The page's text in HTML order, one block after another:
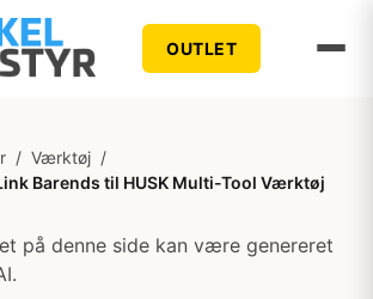
OUTLET
/ Værktøj /
Barends til HUSK Multi-Tool Værktøj
på denne side kan være genereret